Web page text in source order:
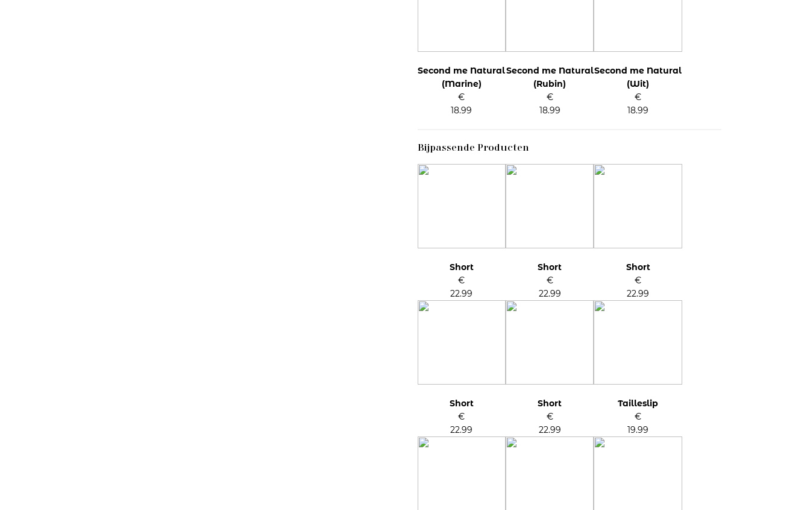
Second me Natural
(Marine)
€
18.99
Second me Natural
(Rubin)
€
18.99
Second me Natural
(Wit)
€
18.99
Bijpassende Producten
Short
€
22.99
Short
€
22.99
Short
€
22.99
Short
€
22.99
Short
€
22.99
Tailleslip
€
19.99